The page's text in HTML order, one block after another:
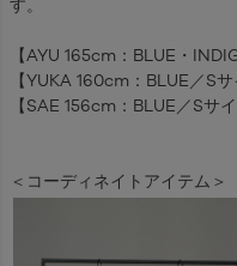
す。
【AYU 165cm：BLUE・
【YUKA 160cm：BLUE／S
【SAE 156cm：BLUE／Sサイ
＜コーディネイトアイテム＞